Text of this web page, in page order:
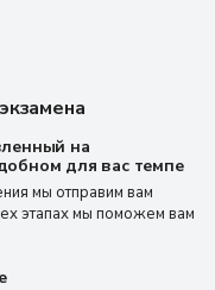
на
для вас темпе
мы отправим вам
этапах мы поможем вам